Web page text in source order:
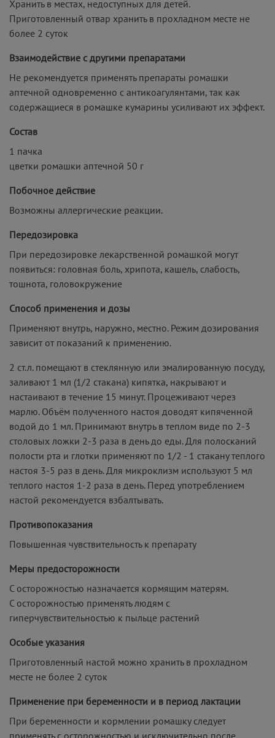
Хранить в местах, недоступных для детей.
Приготовленный отвар хранить в прохладном месте не
более 2 суток
Взаимодействие с другими препаратами
Не рекомендуется применять препараты ромашки
аптечной одновременно с антикоагулянтами, так как
содержащиеся в ромашке кумарины усиливают их эффект.
Состав
1 пачка
цветки ромашки аптечной 50 г
Побочное действие
Возможны аллергические реакции.
Передозировка
При передозировке лекарственной ромашкой могут
появиться: головная боль, хрипота, кашель, слабость,
тошнота, головокружение
Способ применения и дозы
Применяют внутрь, наружно, местно. Режим дозирования
зависит от показаний к применению.
2 ст.л. помещают в стеклянную или эмалированную посуду,
заливают 1 мл (1/2 стакана) кипятка, накрывают и
настаивают в течение 15 минут. Процеживают через
марлю. Объём полученного настоя доводят кипяченной
водой до 1 мл. Принимают внутрь в теплом виде по 2-3
столовых ложки 2-3 раза в день до еды. Для полосканий
полости рта и глотки применяют по 1/2 - 1 стакану теплого
настоя 3-5 раз в день. Для микроклизм используют 5 мл
теплого настоя 1-2 раза в день. Перед употреблением
настой рекомендуется взбалтывать.
Противопоказания
Повышенная чувствительность к препарату
Меры предосторожности
С осторожностью назначается кормящим матерям.
С осторожностью применять людям с
гиперчувствительностью к пыльце растений
Особые указания
Приготовленный настой можно хранить в прохладном
месте не более 2 суток
Применение при беременности и в период лактации
При беременности и кормлении ромашку следует
применять с осторожностью и исключительно после